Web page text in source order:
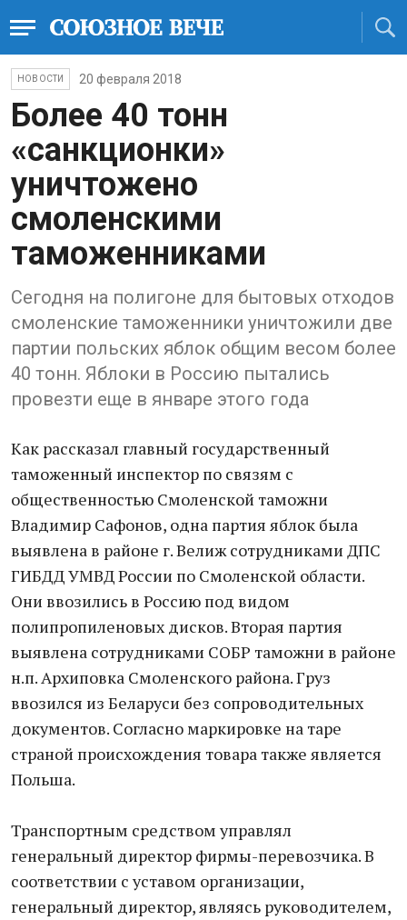
НОВОСТИ 20 февраля 2018
Более 40 тонн
«санкционки»
уничтожено
смоленскими
таможенниками
Сегодня на полигоне для бытовых отходов
смоленские таможенники уничтожили две
партии польских яблок общим весом более
40 тонн. Яблоки в Россию пытались
провезти еще в январе этого года
Как рассказал главный государственный
таможенный инспектор по связям с
общественностью Смоленской таможни
Владимир Сафонов, одна партия яблок была
выявлена в районе г. Велиж сотрудниками ДПС
ГИБДД УМВД России по Смоленской области.
Они ввозились в Россию под видом
полипропиленовых дисков. Вторая партия
выявлена сотрудниками СОБР таможни в районе
н.п. Архиповка Смоленского района. Груз
ввозился из Беларуси без сопроводительных
документов. Согласно маркировке на таре
страной происхождения товара также является
Польша.
Транспортным средством управлял
генеральный директор фирмы-перевозчика. В
соответствии с уставом организации,
генеральный директор, являясь руководителем,